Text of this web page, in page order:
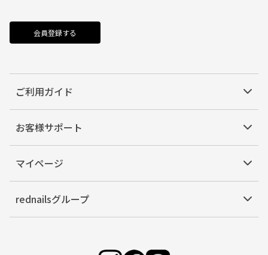
会員登録する
ご利用ガイド
お客様サポート
マイページ
rednailsグループ